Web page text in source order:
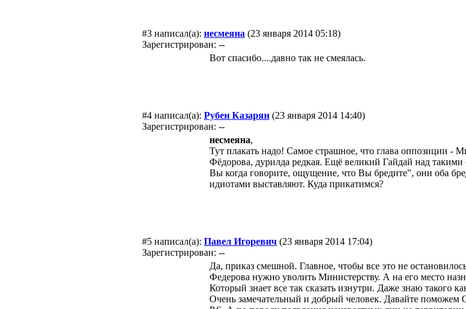
#3 написал(а): несмеяна (23 января 2014 05:18)
Зарегистрирован: --
Вот спасибо....давно так не смеялась.
#4 написал(а): Рубен Казарян (23 января 2014 14:40)
Зарегистрирован: --
несмеяна,
Тут плакать надо! Самое страшное, что глава оппозиции -
Фёдорова, дурилда редкая. Ещё великий Гайдай над
Вы когда говорите, ощущение, что Вы бредите", они оба
идиотами выставляют. Куда прикатимся?
#5 написал(а): Павел Игоревич (23 января 2014 17:04)
Зарегистрирован: --
Да, приказ смешной. Главное, чтобы все это не
Федерова нужно уволить Министерству. А на его место
Который знает все так сказать изнутри. Даже знаю такого
Очень замечательный и добрый человек. Давайте поможем